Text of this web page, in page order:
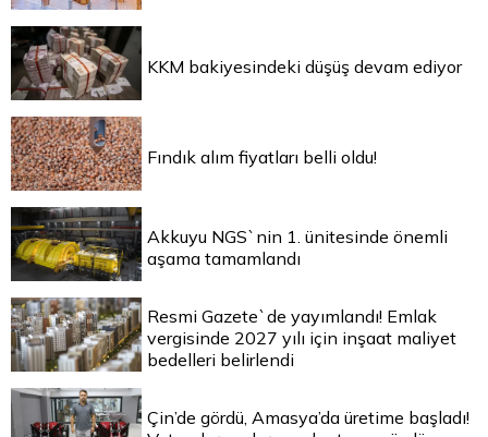
KKM bakiyesindeki düşüş devam ediyor
Fındık alım fiyatları belli oldu!
Akkuyu NGS`nin 1. ünitesinde önemli
aşama tamamlandı
Resmi Gazete`de yayımlandı! Emlak
vergisinde 2027 yılı için inşaat maliyet
bedelleri belirlendi
Çin’de gördü, Amasya’da üretime başladı!